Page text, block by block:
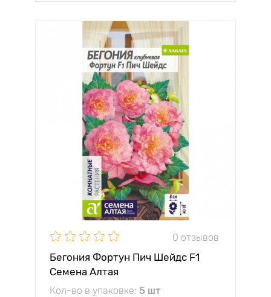
0 отзывов
Бегония Фортун Пич Шейдс F1
Семена Алтая
Кол-во в упаковке: 5 шт